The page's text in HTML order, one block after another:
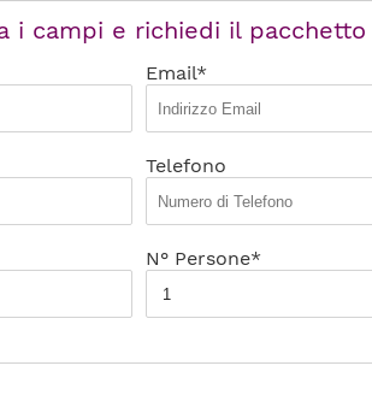
i campi e richiedi il pacchetto
Email*
Telefono
N° Persone*